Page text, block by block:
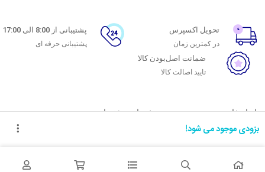
بزودی موجود می شود!
تحویل اکسپرس
در کمترین زمان
پشتیبانی از 8:00 الی 17:00
پشتیبانی حرفه ای
ضمانت اصل‌بودن کالا
تایید اصالت کالا
با ماه خانوم
اتاق خبر ماه خانوم
همکاری با سازمان‌ها
خدمات مشتریان
شرایط استفاده